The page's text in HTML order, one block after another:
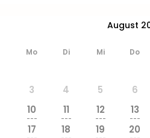
August
Mo Di Mi Do
3
4 5 6
10
---
11
---
12
---
13
---
17 18 19 20